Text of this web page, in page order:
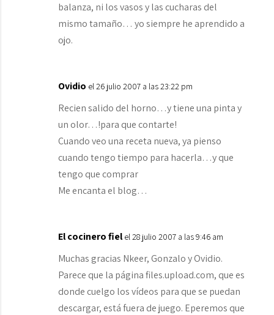
balanza, ni los vasos y las cucharas del
mismo tamaño… yo siempre he aprendido a
ojo.
Ovidio el 26 julio 2007 a las 23:22 pm
Recien salido del horno…y tiene una pinta y
un olor…!para que contarte!
Cuando veo una receta nueva, ya pienso
cuando tengo tiempo para hacerla…y que
tengo que comprar
Me encanta el blog…
El cocinero fiel el 28 julio 2007 a las 9:46 am
Muchas gracias Nkeer, Gonzalo y Ovidio.
Parece que la página files.upload.com, que es
donde cuelgo los vídeos para que se puedan
descargar, está fuera de juego. Eperemos que